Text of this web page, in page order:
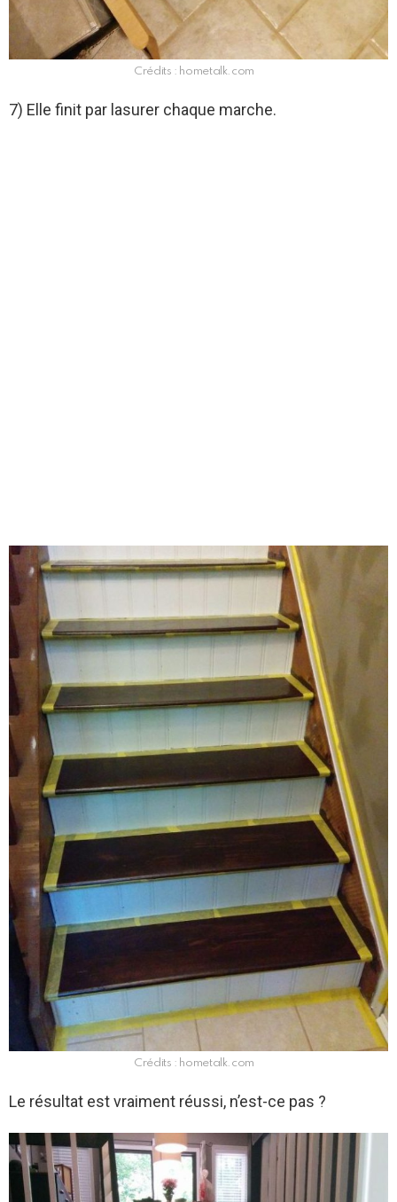
Crédits : hometalk.com
7) Elle finit par lasurer chaque marche.
Crédits : hometalk.com
Le résultat est vraiment réussi, n’est-ce pas ?